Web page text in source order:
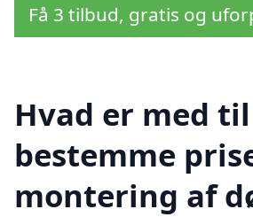
Få 3 tilbud, gratis og
Hvad er med
bestemme
montering af